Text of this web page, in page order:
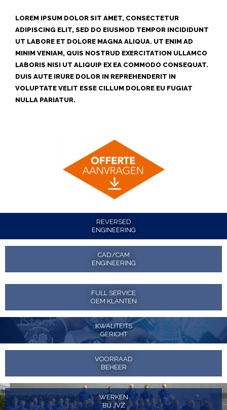
LOREM IPSUM DOLOR SIT AMET, CONSECTETUR
ADIPISCING ELIT, SED DO EIUSMOD TEMPOR INCIDIDUNT
UT LABORE ET DOLORE MAGNA ALIQUA. UT ENIM AD
MINIM VENIAM, QUIS NOSTRUD EXERCITATION ULLAMCO
LABORIS NISI UT ALIQUIP EX EA COMMODO CONSEQUAT.
DUIS AUTE IRURE DOLOR IN REPREHENDERIT IN
VOLUPTATE VELIT ESSE CILLUM DOLORE EU FUGIAT
NULLA PARIATUR.
REVERSED
ENGINEERING
CAD/CAM
ENGINEERING
FULL SERVICE
OEM KLANTEN
KWALITEITS
GERICHT
VOORRAAD
BEHEER
WERKEN
BIJ JVZ